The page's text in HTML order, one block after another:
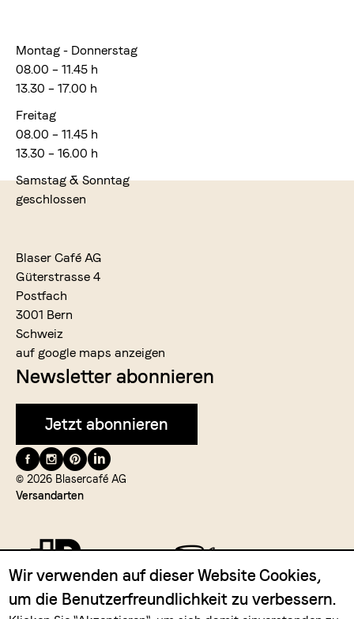
Montag - Donnerstag
08.00 – 11.45 h
13.30 – 17.00 h
Freitag
08.00 – 11.45 h
13.30 – 16.00 h
Samstag & Sonntag
geschlossen
Blaser Café AG
Güterstrasse 4
Postfach
3001 Bern
Schweiz
auf google maps anzeigen
Newsletter abonnieren
Jetzt abonnieren
Folge
uns
auf
© 2026 Blasercafé AG
Versandarten
Zahlungsmittel
Wir verwenden auf dieser Website Cookies,
um die Benutzerfreundlichkeit zu verbessern.